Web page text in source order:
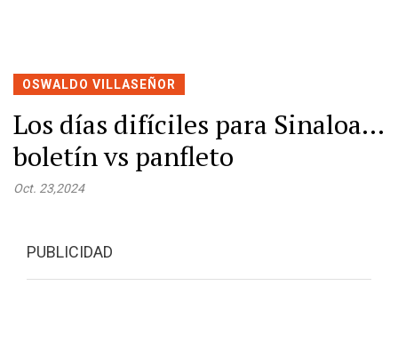
OSWALDO VILLASEÑOR
Los días difíciles para Sinaloa…
boletín vs panfleto
Oct. 23,2024
PUBLICIDAD